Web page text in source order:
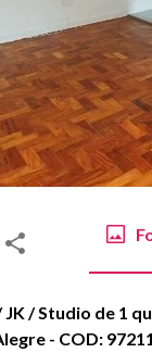
/ Studio de 1
- COD: